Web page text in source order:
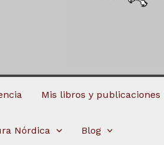
Mis libros y publicaciones
Nórdica Blog